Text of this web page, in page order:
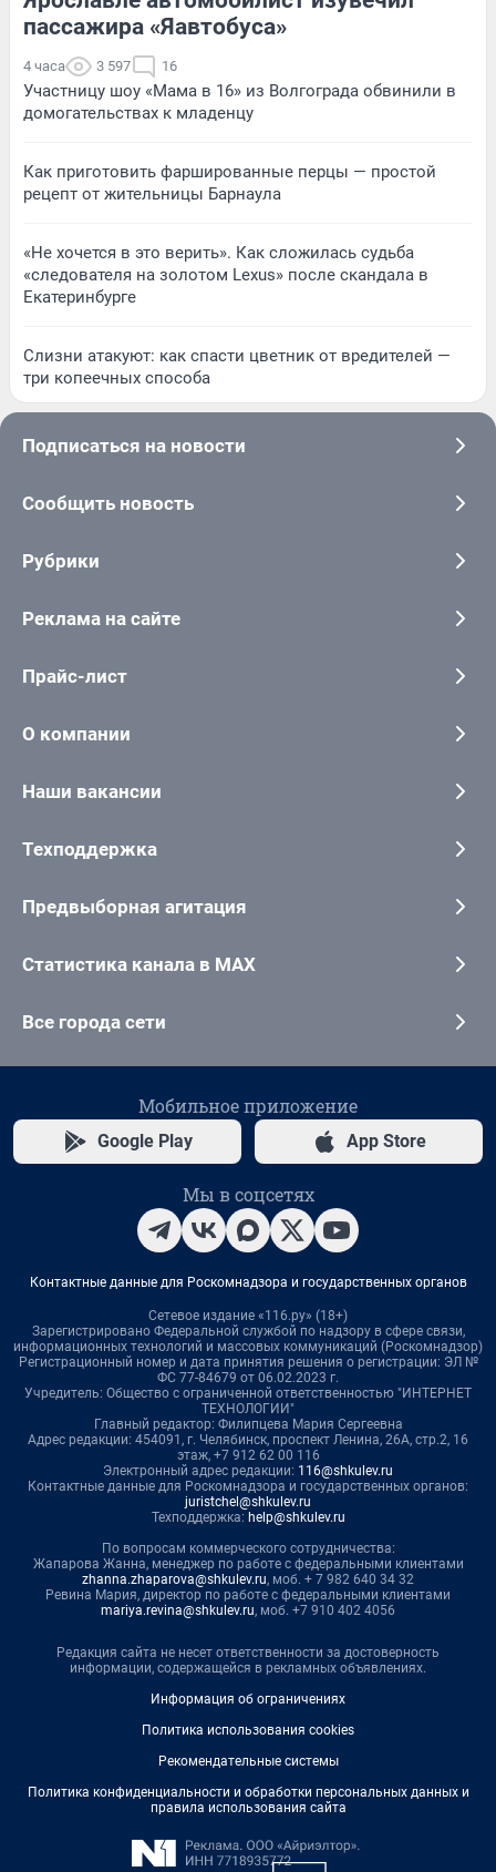
пассажира «Яавтобуса»
4 часа 3 597 16
Участницу шоу «Мама в 16» из Волгограда обвинили в
домогательствах к младенцу
Как приготовить фаршированные перцы — простой
рецепт от жительницы Барнаула
«Не хочется в это верить». Как сложилась судьба
«следователя на золотом Lexus» после скандала в
Екатеринбурге
Слизни атакуют: как спасти цветник от вредителей —
три копеечных способа
Подписаться на новости
Сообщить новость
Рубрики
Реклама на сайте
Прайс-лист
О компании
Наши вакансии
Техподдержка
Предвыборная агитация
Статистика канала в MAX
Все города сети
Мобильное приложение
Google Play App Store
Мы в соцсетях
Контактные данные для Роскомнадзора и государственных органов
Сетевое издание «116.ру» (18+)
Зарегистрировано Федеральной службой по надзору в сфере связи,
информационных технологий и массовых коммуникаций (Роскомнадзор)
Регистрационный номер и дата принятия решения о регистрации: ЭЛ №
ФС 77-84679 от 06.02.2023 г.
Учредитель: Общество с ограниченной ответственностью "ИНТЕРНЕТ
ТЕХНОЛОГИИ"
Главный редактор: Филипцева Мария Сергеевна
Адрес редакции: 454091, г. Челябинск, проспект Ленина, 26А, стр.2, 16
этаж, +7 912 62 00 116
Электронный адрес редакции: 116@shkulev.ru
Контактные данные для Роскомнадзора и государственных органов:
juristchel@shkulev.ru
Техподдержка: help@shkulev.ru
По вопросам коммерческого сотрудничества:
Жапарова Жанна, менеджер по работе с федеральными клиентами
zhanna.zhaparova@shkulev.ru, моб. + 7 982 640 34 32
Ревина Мария, директор по работе с федеральными клиентами
mariya.revina@shkulev.ru, моб. +7 910 402 4056
Редакция сайта не несет ответственности за достоверность
информации, содержащейся в рекламных объявлениях.
Информация об ограничениях
Политика использования cookies
Рекомендательные системы
Политика конфиденциальности и обработки персональных данных и
правила использования сайта